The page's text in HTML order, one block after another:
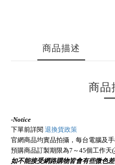
商品描述
商品
-Notice
下單前詳閱 退換貨政策
官網商品均實品拍攝，每台電腦及
預購商品訂製期限為7～45個工作天(
如不能接受網路購物皆會有些微色